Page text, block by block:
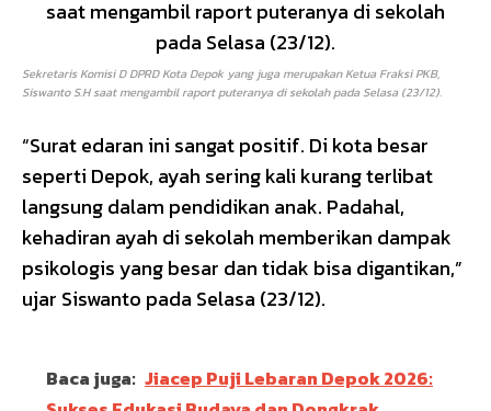
Sekretaris Komisi D DPRD Kota Depok yang juga merupakan Ketua Fraksi PKB,
Siswanto S.H saat mengambil raport puteranya di sekolah pada Selasa (23/12).
“Surat edaran ini sangat positif. Di kota besar
seperti Depok, ayah sering kali kurang terlibat
langsung dalam pendidikan anak. Padahal,
kehadiran ayah di sekolah memberikan dampak
psikologis yang besar dan tidak bisa digantikan,”
ujar Siswanto pada Selasa (23/12).
Baca juga: Jiacep Puji Lebaran Depok 2026: